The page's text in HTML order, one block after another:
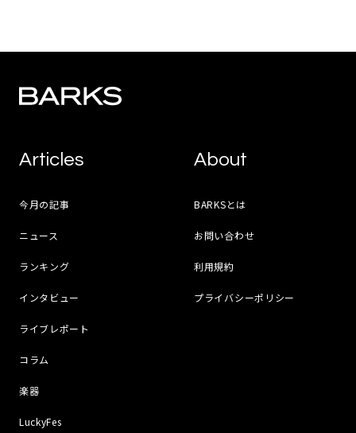
Articles
今月の記事
ニュース
ランキング
インタビュー
ライブレポート
コラム
楽器
LuckyFes
About
BARKSとは
お問い合わせ
利用規約
プライバシーポリシー